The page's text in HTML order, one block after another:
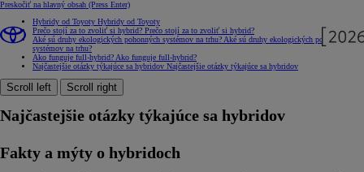
Preskočiť na hlavný obsah (Press Enter)
Hybridy od Toyoty Hybridy od Toyoty
Prečo stojí za to zvoliť si hybrid? Prečo stojí za to zvoliť si hybrid?
Aké sú druhy ekologických pohonných systémov na trhu? Aké sú druhy ekologických pohonných
systémov na trhu?
Ako funguje full-hybrid? Ako funguje full-hybrid?
Najčastejšie otázky týkajúce sa hybridov Najčastejšie otázky týkajúce sa hybridov
Scroll left Scroll right
Najčastejšie otázky týkajúce sa hybridov
Fakty a mýty o hybridoch